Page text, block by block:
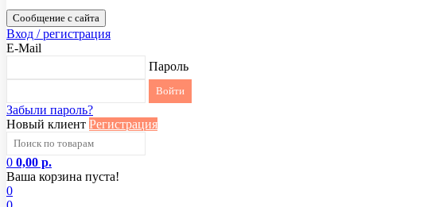
Сообщение с сайта
Вход / регистрация
E-Mail
Пароль
Забыли пароль?
Новый клиент Регистрация
0 0,00 р.
Ваша корзина пуста!
0